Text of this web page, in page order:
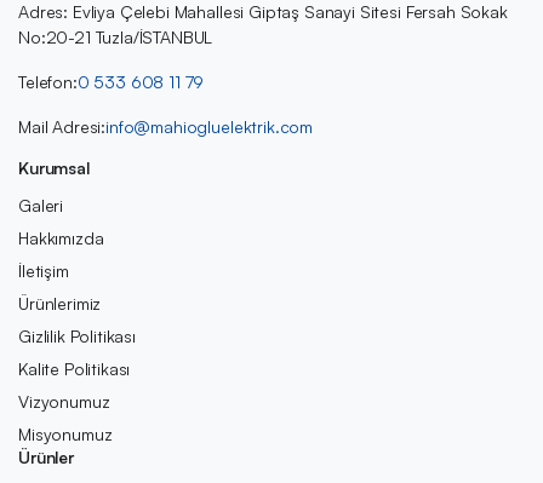
Adres: Evliya Çelebi Mahallesi Giptaş Sanayi Sitesi Fersah Sokak
No:20-21 Tuzla/İSTANBUL
Telefon:0 533 608 11 79
Mail Adresi:info@mahiogluelektrik.com
Kurumsal
Galeri
Hakkımızda
İletişim
Ürünlerimiz
Gizlilik Politikası
Kalite Politikası
Vizyonumuz
Misyonumuz
Ürünler